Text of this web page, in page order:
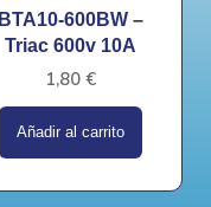
BTA10-600BW –
Triac 600v 10A
1,80 €
Añadir al carrito